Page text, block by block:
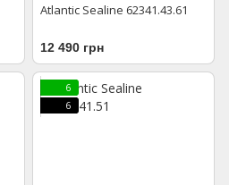
Atlantic Sealine 62341.43.61
12 490 грн
6
6